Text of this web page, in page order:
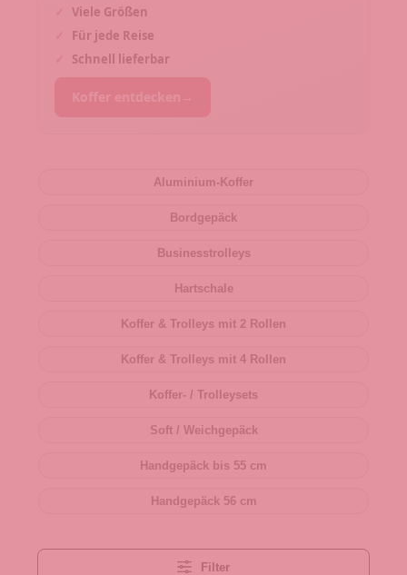
Viele Größen
Für jede Reise
Schnell lieferbar
Aluminium-Koffer
Bordgepäck
Businesstrolleys
Hartschale
Koffer & Trolleys mit 2 Rollen
Koffer & Trolleys mit 4 Rollen
Koffer- / Trolleysets
Soft / Weichgepäck
Handgepäck bis 55 cm
Handgepäck 56 cm
Filter